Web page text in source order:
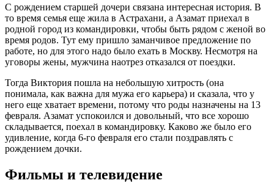
С рождением старшей дочери связана интересная история. В
то время семья еще жила в Астрахани, а Азамат приехал в
родной город из командировки, чтобы быть рядом с женой во
время родов. Тут ему пришло заманчивое предложение по
работе, но для этого надо было ехать в Москву. Несмотря на
уговоры жены, мужчина наотрез отказался от поездки.
Тогда Виктория пошла на небольшую хитрость (она
понимала, как важна для мужа его карьера) и сказала, что у
него еще хватает времени, потому что роды назначены на 13
февраля. Азамат успокоился и довольный, что все хорошо
складывается, поехал в командировку. Каково же было его
удивление, когда 6-го февраля его стали поздравлять с
рождением дочки.
Фильмы и телевидение